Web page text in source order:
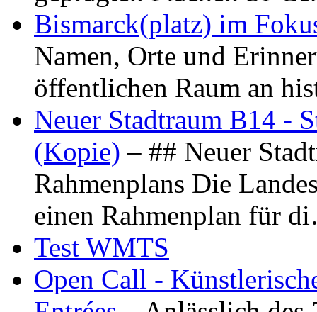
Bismarck(platz) im
Namen, Orte und
öffentlichen Raum an
Neuer Stadtraum B14 -
(Kopie) – ## Neuer
Rahmenplans Die
einen Rahmenplan für
Test WMTS
Open Call -